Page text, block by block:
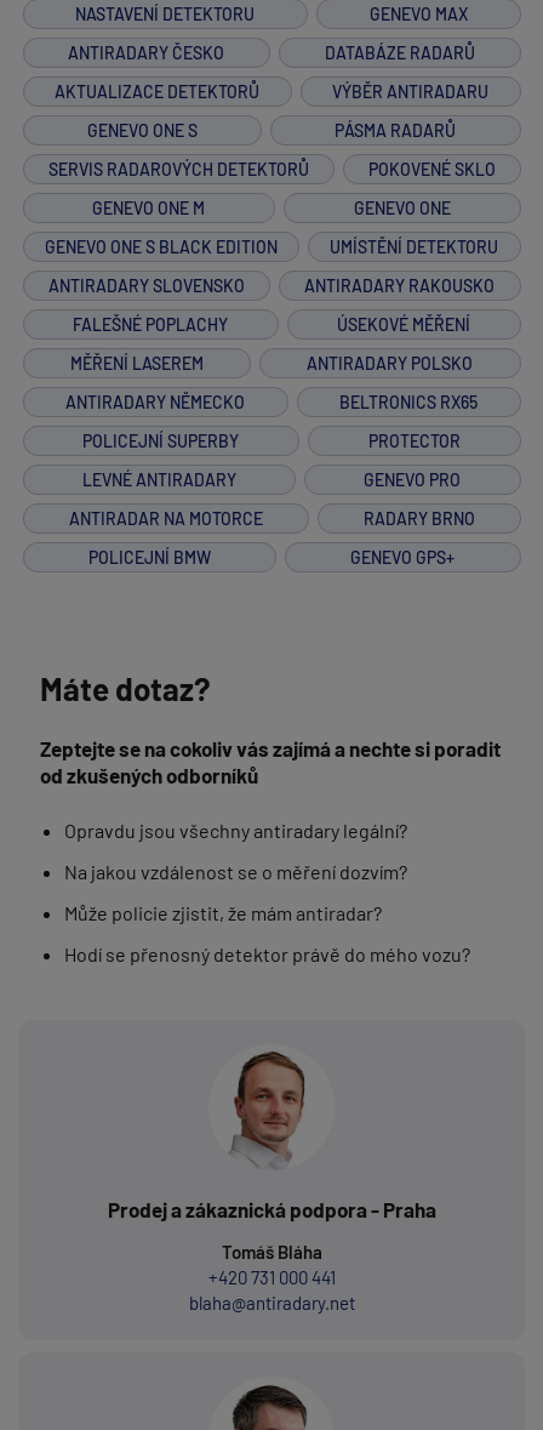
NASTAVENÍ DETEKTORU
GENEVO MAX
ANTIRADARY ČESKO
DATABÁZE RADARŮ
AKTUALIZACE DETEKTORŮ
VÝBĚR ANTIRADARU
GENEVO ONE S
PÁSMA RADARŮ
SERVIS RADAROVÝCH DETEKTORŮ
POKOVENÉ SKLO
GENEVO ONE M
GENEVO ONE
GENEVO ONE S BLACK EDITION
UMÍSTĚNÍ DETEKTORU
ANTIRADARY SLOVENSKO
ANTIRADARY RAKOUSKO
FALEŠNÉ POPLACHY
ÚSEKOVÉ MĚŘENÍ
MĚŘENÍ LASEREM
ANTIRADARY POLSKO
ANTIRADARY NĚMECKO
BELTRONICS RX65
POLICEJNÍ SUPERBY
PROTECTOR
LEVNÉ ANTIRADARY
GENEVO PRO
ANTIRADAR NA MOTORCE
RADARY BRNO
POLICEJNÍ BMW
GENEVO GPS+
Máte dotaz?
Zeptejte se na cokoliv vás zajímá a nechte si poradit
od zkušených odborníků
Opravdu jsou všechny antiradary legální?
Na jakou vzdálenost se o měření dozvím?
Může policie zjistit, že mám antiradar?
Hodí se přenosný detektor právě do mého vozu?
Prodej a zákaznická podpora - Praha
Tomáš Bláha
+420 731 000 441
blaha@antiradary.net